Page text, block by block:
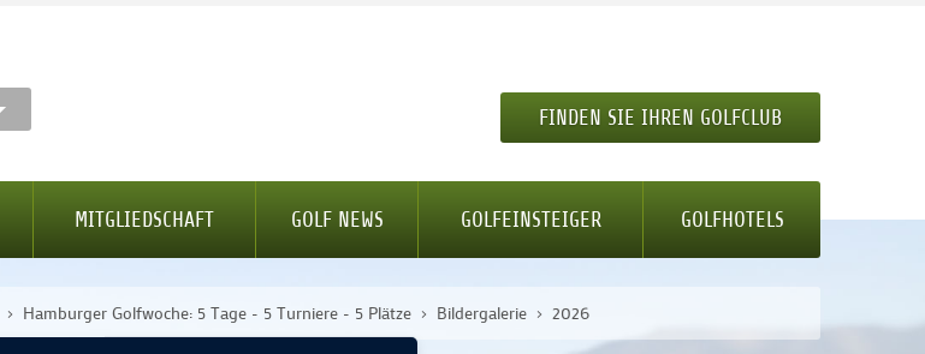
FINDEN SIE IHREN GOLFCLUB
MITGLIEDSCHAFT GOLF NEWS GOLFEINSTEIGER GOLFHOTELS
Hamburger Golfwoche: 5 Tage - 5 Turniere - 5 Plätze Bildergalerie 2026